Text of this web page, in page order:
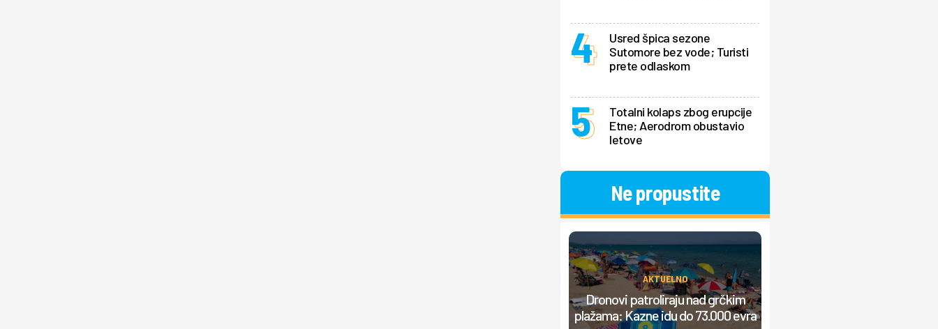
Usred špica sezone
Sutomore bez vode; Turisti
prete odlaskom
Totalni kolaps zbog erupcije
Etne; Aerodrom obustavio
letove
Ne propustite
AKTUELNO
Dronovi patroliraju nad grčkim
plažama: Kazne idu do 73.000 evra